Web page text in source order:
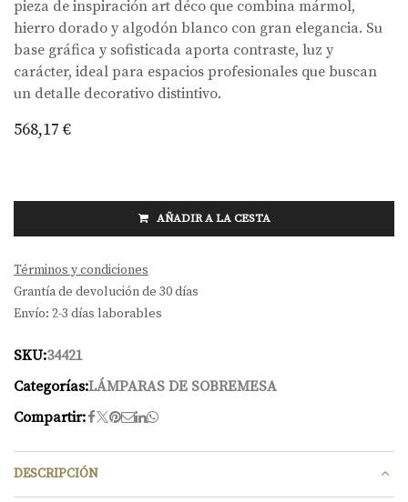
pieza de inspiración art déco que combina mármol,
hierro dorado y algodón blanco con gran elegancia. Su
base gráfica y sofisticada aporta contraste, luz y
carácter, ideal para espacios profesionales que buscan
un detalle decorativo distintivo.
568,17 €
AÑADIR A LA CESTA
Términos y condiciones
Grantía de devolución de 30 días
Envío: 2-3 días laborables
SKU:34421
Categorías:LÁMPARAS DE SOBREMESA
Compartir:
DESCRIPCIÓN